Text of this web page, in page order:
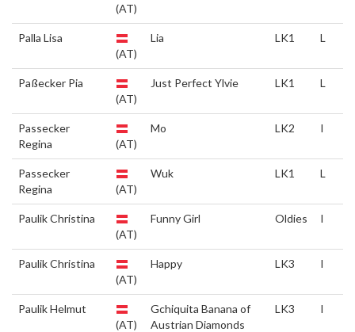
(AT)
Palla Lisa
(AT)
Lia LK1 L
Paßecker Pia
(AT)
Just Perfect Ylvie LK1 L
Passecker
Regina
(AT)
Mo LK2 I
Passecker
Regina
(AT)
Wuk LK1 L
Paulik Christina
(AT)
Funny Girl Oldies I
Paulik Christina
(AT)
Happy LK3 I
Paulik Helmut
(AT)
Gchiquita Banana of
Austrian Diamonds
LK3 I